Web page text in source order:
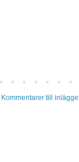
Kommentarer till